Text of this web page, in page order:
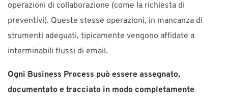
operazioni di collaborazione (come la richiesta di
preventivi). Queste stesse operazioni, in mancanza di
strumenti adeguati, tipicamente vengono affidate a
interminabili flussi di email.
Ogni Business Process può essere assegnato,
documentato e tracciato in modo completamente